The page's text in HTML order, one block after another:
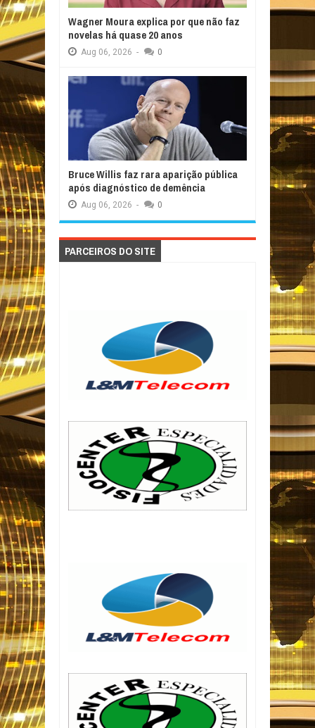
Wagner Moura explica por que não faz
novelas há quase 20 anos
Aug 06, 2026 - 0
Bruce Willis faz rara aparição pública
após diagnóstico de demência
Aug 06, 2026 - 0
PARCEIROS DO SITE